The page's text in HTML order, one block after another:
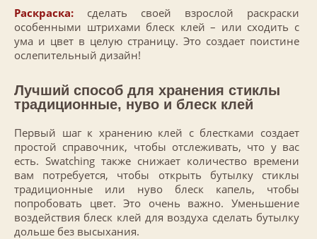
Раскраска: сделать своей взрослой раскраски
особенными штрихами блеск клей – или сходить с
ума и цвет в целую страницу. Это создает поистине
ослепительный дизайн!
Лучший способ для хранения стиклы
традиционные, нуво и блеск клей
Первый шаг к хранению клей с блестками создает
простой справочник, чтобы отслеживать, что у вас
есть. Swatching также снижает количество времени
вам потребуется, чтобы открыть бутылку стиклы
традиционные или нуво блеск капель, чтобы
попробовать цвет. Это очень важно. Уменьшение
воздействия блеск клей для воздуха сделать бутылку
дольше без высыхания.